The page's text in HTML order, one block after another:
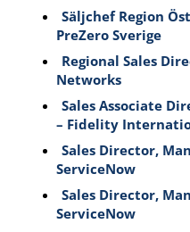
Säljchef Region
PreZero Sverige
Regional Sales
Networks
Sales Associate
– Fidelity
Sales Director,
ServiceNow
Sales Director,
ServiceNow